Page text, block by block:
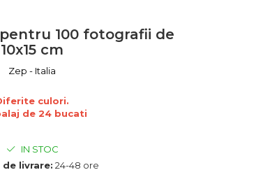
100 fotografii de
10x15 cm
Zep - Italia
culori.
de 24 bucati
IN STOC
de livrare: 24-48 ore